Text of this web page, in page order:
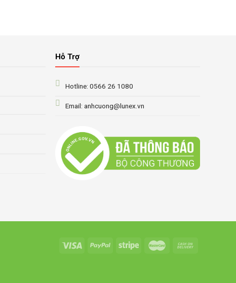
Hỗ Trợ
Hotline: 0566 26 1080
Email: anhcuong@lunex.vn